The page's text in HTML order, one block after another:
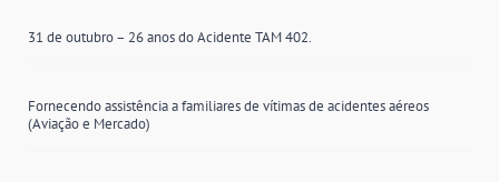
31 de outubro – 26 anos do Acidente TAM 402.
Fornecendo assistência a familiares de vítimas de acidentes aéreos
(Aviação e Mercado)